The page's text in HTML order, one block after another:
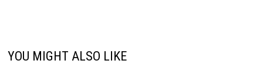
YOU MIGHT ALSO LIKE